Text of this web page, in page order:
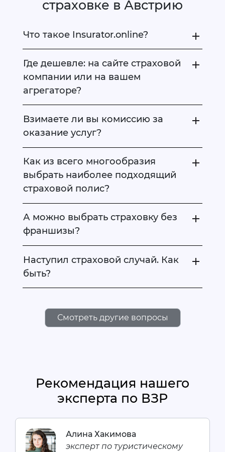
страховке в Австрию
Что такое Insurator.online?
Где дешевле: на сайте страховой
компании или на вашем
агрегаторе?
Взимаете ли вы комиссию за
оказание услуг?
Как из всего многообразия
выбрать наиболее подходящий
страховой полис?
А можно выбрать страховку без
франшизы?
Наступил страховой случай. Как
быть?
Смотреть другие вопросы
Рекомендация нашего
эксперта по ВЗР
Алина Хакимова
эксперт по туристическому